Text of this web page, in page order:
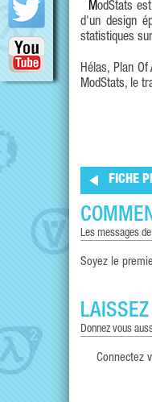
ModStats est le premier système de statistique centralisé pour mod HL2 a avoir vu le jour. Complètement fonctionnel dès le départ,
d'un design
statistiques
Hélas, Plan
ModStats, le
FICHE
les messages
Soyez le
donnez vous
Connectez